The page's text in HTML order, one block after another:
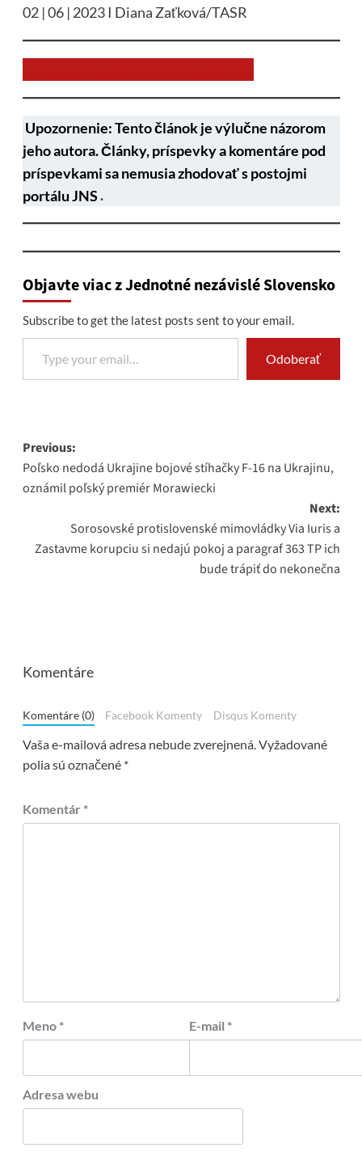
02 | 06 | 2023 I Diana Zaťková/TASR
Upozornenie: Tento článok je výlučne názorom
jeho autora. Články, príspevky a komentáre pod
príspevkami sa nemusia zhodovať s postojmi
portálu JNS.
Objavte viac z Jednotné nezávislé Slovensko
Subscribe to get the latest posts sent to your email.
Type your email…
Odoberať
Post
navigation
Previous:
Poľsko nedodá Ukrajine bojové stíhačky F-16 na Ukrajinu,
oznámil poľský premiér Morawiecki
Next:
Sorosovské protislovenské mimovládky Via Iuris a
Zastavme korupciu si nedajú pokoj a paragraf 363 TP ich
bude trápiť do nekonečna
Komentáre
Komentáre (0) Facebook Komenty Disqus Komenty
Vaša e-mailová adresa nebude zverejnená.Vyžadované
polia sú označené *
Komentár *
Meno * E-mail *
Adresa webu